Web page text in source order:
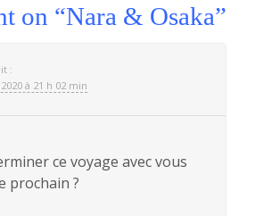
on “Nara & Osaka”
:
à 21 h 02 min
ce voyage avec vous
prochain ?